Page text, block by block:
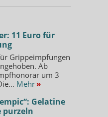
11 Euro für
Grippeimpfungen
Ab
um 3
Mehr »
Gelatine
purzeln